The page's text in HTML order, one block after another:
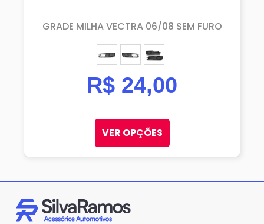
GRADE MILHA VECTRA 06/08 SEM FURO
ESQUERDO (MOTORISTA)
DIREITO (PASSAGEIRO)
PAR
R$ 24,00
VER OPÇÕES